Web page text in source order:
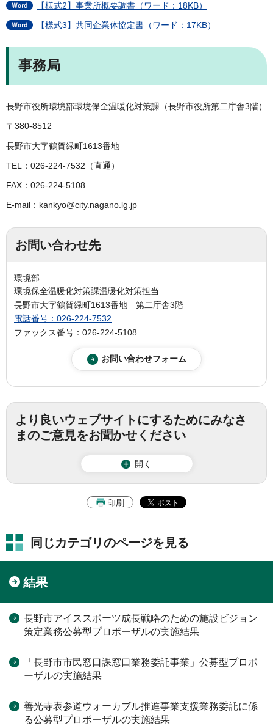
【様式2】事業所概要調書（ワード：18KB）
【様式3】共同企業体協定書（ワード：17KB）
事務局
長野市役所環境部環境保全温暖化対策課（長野市役所第二庁舎3階）
〒380-8512
長野市大字鶴賀緑町1613番地
TEL：026-224-7532（直通）
FAX：026-224-5108
E-mail：kankyo@city.nagano.lg.jp
お問い合わせ先
環境部
環境保全温暖化対策課温暖化対策担当
長野市大字鶴賀緑町1613番地 第二庁舎3階
電話番号：026-224-7532
ファックス番号：026-224-5108
より良いウェブサイトにするためにみなさ
まのご意見をお聞かせください
開く
印刷
同じカテゴリのページを見る
結果
長野市アイススポーツ成長戦略のための施設ビジョン
策定業務公募型プロポーザルの実施結果
「長野市市民窓口課窓口業務委託事業」公募型プロポ
ーザルの実施結果
善光寺表参道ウォーカブル推進事業支援業務委託に係
る公募型プロポーザルの実施結果